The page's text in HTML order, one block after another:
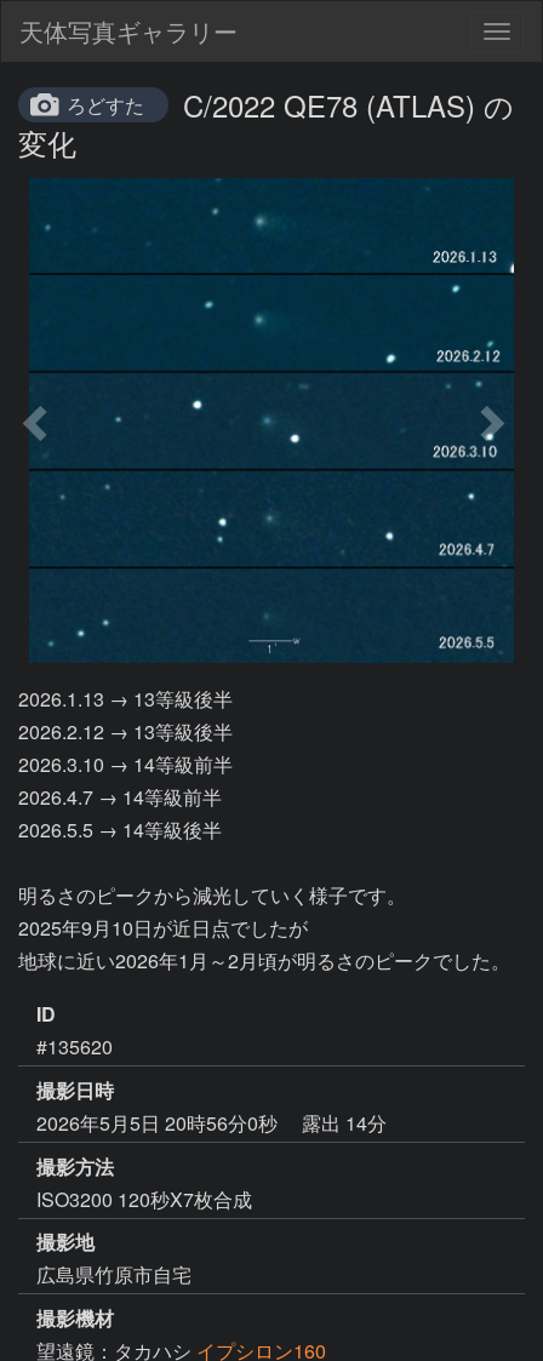
天体写真ギャラリー
ろどすた
C/2022 QE78 (ATLAS) の
変化
2026.1.13 → 13等級後半
2026.2.12 → 13等級後半
2026.3.10 → 14等級前半
2026.4.7 → 14等級前半
2026.5.5 → 14等級後半
明るさのピークから減光していく様子です。
2025年9月10日が近日点でしたが
地球に近い2026年1月～2月頃が明るさのピークでした。
ID
#135620
撮影日時
2026年5月5日 20時56分0秒
露出 14分
撮影方法
ISO3200 120秒X7枚合成
撮影地
広島県竹原市自宅
撮影機材
望遠鏡：タカハシ イプシロン160